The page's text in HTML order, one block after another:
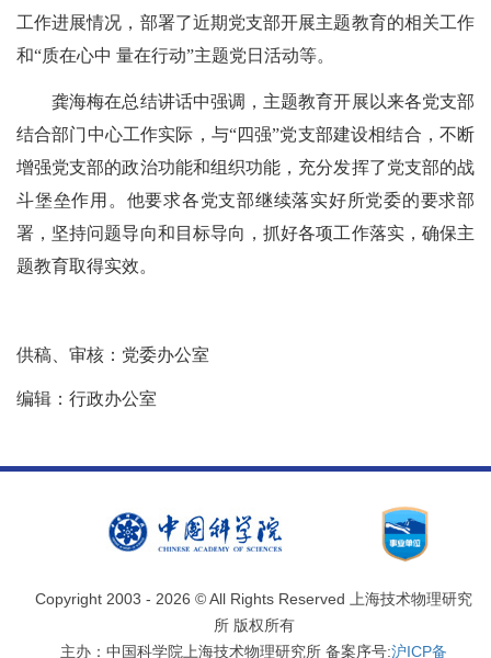
工作进展情况，部署了近期党支部开展主题教育的相关工作
和“质在心中 量在行动”主题党日活动等。
龚海梅在总结讲话中强调，主题教育开展以来各党支部
结合部门中心工作实际，与“四强”党支部建设相结合，不断
增强党支部的政治功能和组织功能，充分发挥了党支部的战
斗堡垒作用。他要求各党支部继续落实好所党委的要求部
署，坚持问题导向和目标导向，抓好各项工作落实，确保主
题教育取得实效。
供稿、审核：党委办公室
编辑：行政办公室
Copyright 2003 - 2026 © All Rights Reserved 上海技术物理研究
所 版权所有
主办：中国科学院上海技术物理研究所 备案序号:沪ICP备